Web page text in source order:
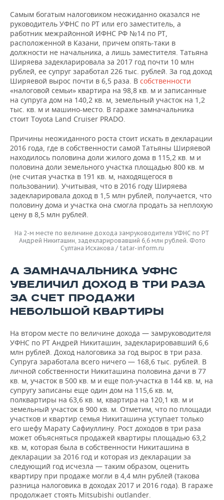
Самым богатым налоговиком неожиданно оказался не
руководитель УФНС по РТ или его заместитель, а
работник межрайонной ИФНС РФ №14 по РТ,
расположенной в Казани, причем опять-таки в
должности не начальника, а лишь заместителя. Татьяна
Ширяева задекларировала за 2017 год почти 10 млн
рублей, ее супруг заработал 226 тыс. рублей. За год доход
Ширяевой вырос почти в 6,5 раза. В собственности
«налоговой семьи» квартира на 98,8 кв. м и записанные
на супруга дом на 140,2 кв. м, земельный участок на 1,2
тыс. кв. м и машино-место. В гараже замначальника
стоит Toyota Land Cruiser PRADO.
Причины неожиданного роста стоит искать в декларации
2016 года, где в собственности самой Татьяны Ширяевой
находилось половина доли жилого дома в 115,2 кв. м и
половина доли земельного участка площадью 800 кв. м
(не считая участка в 191 кв. м, находящегося в
пользовании). Учитывая, что в 2016 году Ширяева
задекларировала доход в 1,5 млн рублей, получается, что
половину дома и участка она смогла продать за неплохую
цену в 8,5 млн рублей.
На 2-м месте по величине дохода замруководителя УФНС по РТ
Андрей Никиташин, задекларировавший 6,6 млн рублей. Фото
Султана Исхакова / tatar-inform.ru
А ЗАМНАЧАЛЬНИКА УФНС
УВЕЛИЧИЛ ДОХОД В ТРИ РАЗА
ЗА СЧЕТ ПРОДАЖИ
НЕБОЛЬШОЙ КВАРТИРЫ
На втором месте по величине дохода — замруководителя
УФНС по РТ Андрей Никиташин, задекларировавший 6,6
млн рублей. Доход налоговика за год вырос в три раза.
Супруга заработала всего ничего — 168,6 тыс. рублей. В
личной собственности Никиташина половина дачи в 77
кв. м, участок в 500 кв. м и еще пол-участка в 144 кв. м, на
супругу записаны еще один дом на 115,6 кв. м,
полквартиры на 63,6 кв. м, квартира на 120,1 кв. м и
земельный участок в 900 кв. м. Отметим, что по площади
участков и квартир семья Никиташина уступает только
его шефу Марату Сафиуллину. Рост доходов в три раза
может объясняться продажей квартиры площадью 63,2
кв. м, которая была в собственности Никиташина в
декларации за 2016 год и которая из декларации за
следующий год исчезла — таким образом, оценить
квартиру при продаже могли в 4,4 млн рублей (такова
разница налоговика в доходах 2017 и 2016 года). В гараже
продолжает стоять Mitsubishi outlander.